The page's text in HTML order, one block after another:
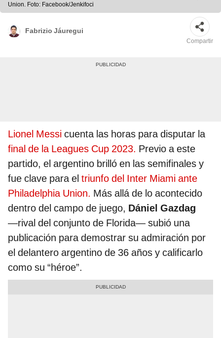
Union. Foto: Facebook/Jenkifoci
Fabrizio Jáuregui
Compartir
Lionel Messi cuenta las horas para disputar la
final de la Leagues Cup 2023. Previo a este
partido, el argentino brilló en las semifinales y
fue clave para el triunfo del Inter Miami ante
Philadelphia Union. Más allá de lo acontecido
dentro del campo de juego, Dániel Gazdag
―rival del conjunto de Florida― subió una
publicación para demostrar su admiración por
el delantero argentino de 36 años y calificarlo
como su “héroe”.